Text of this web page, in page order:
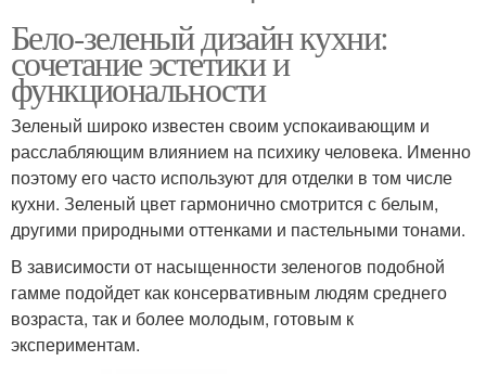
Бело-зеленый дизайн кухни:
сочетание эстетики и
функциональности
Зеленый широко известен своим успокаивающим и
расслабляющим влиянием на психику человека. Именно
поэтому его часто используют для отделки в том числе
кухни. Зеленый цвет гармонично смотрится с белым,
другими природными оттенками и пастельными тонами.
В зависимости от насыщенности зеленогов подобной
гамме подойдет как консервативным людям среднего
возраста, так и более молодым, готовым к
экспериментам.